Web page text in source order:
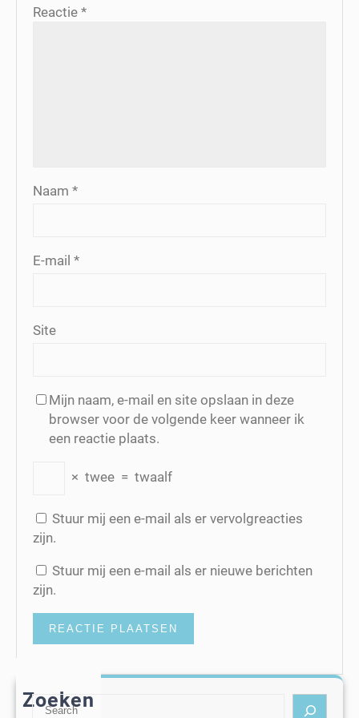
Reactie *
Naam *
E-mail *
Site
Mijn naam, e-mail en site opslaan in deze
browser voor de volgende keer wanneer ik
een reactie plaats.
× twee = twaalf
Stuur mij een e-mail als er vervolgreacties
zijn.
Stuur mij een e-mail als er nieuwe berichten
zijn.
Zoeken
S